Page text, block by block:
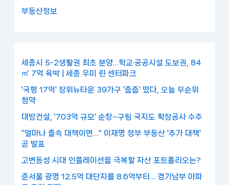
부동산정보
세종시 5-2생활권 최초 분양…학교·공공시설 도보권, 84
㎡ 7억 육박 | 세종 우미 린 센터파크
'국평 17억' 장위뉴타운 39가구 '줍줍' 떴다, 오늘 무순위
청약
대방건설, '703억 규모' 순창~구림 국지도 확장공사 수주
"얼마나 졸속 대책이면…" 이재명 정부 부동산 '추가 대책'
곧 발표
고변동성 시대 인플레이션을 극복할 자산 포트폴리오는?
준서울 광명 12.5억 대단지를 8.6억부터… 경기남부 아파